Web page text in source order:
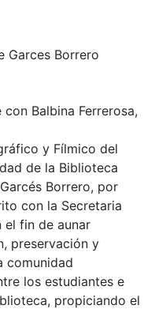
Garces Borrero
Balbina Ferrerosa,
y Fílmico del
de la Biblioteca
Borrero, por
con la Secretaria
el fin de aunar
preservación y
comunidad
los estudiantes e
propiciando el